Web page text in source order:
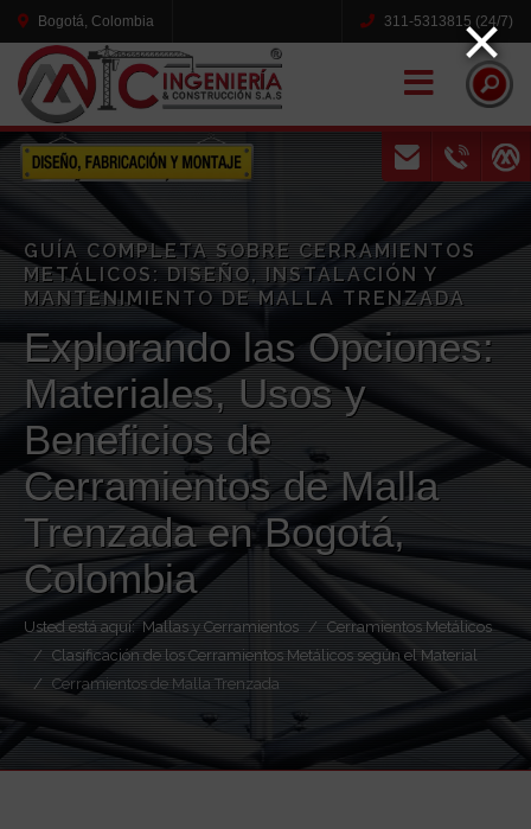
Bogotá, Colombia 311-5313815 (24/7)
GUÍA COMPLETA SOBRE CERRAMIENTOS
METÁLICOS: DISEÑO, INSTALACIÓN Y
MANTENIMIENTO DE MALLA TRENZADA
Explorando las Opciones:
Materiales, Usos y
Beneficios de
Cerramientos de Malla
Trenzada en Bogotá,
Colombia
Usted está aquí:Mallas y Cerramientos
Cerramientos Metálicos
Clasificación de los Cerramientos Metálicos según el Material
Cerramientos de Malla Trenzada
×